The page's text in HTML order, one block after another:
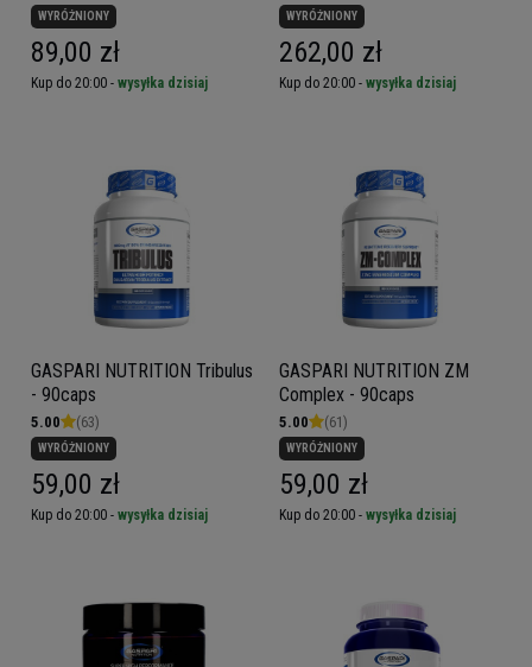
WYRÓŻNIONY
89,00 zł
Kup do 20:00 - wysyłka dzisiaj
WYRÓŻNIONY
262,00 zł
Kup do 20:00 - wysyłka dzisiaj
GASPARI NUTRITION Tribulus
- 90caps
5.00 (63)
WYRÓŻNIONY
59,00 zł
Kup do 20:00 - wysyłka dzisiaj
GASPARI NUTRITION ZM
Complex - 90caps
5.00 (61)
WYRÓŻNIONY
59,00 zł
Kup do 20:00 - wysyłka dzisiaj